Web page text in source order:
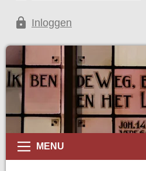
lock Inloggen
MENU